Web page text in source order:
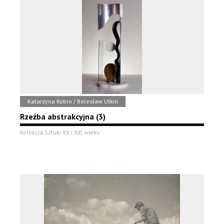
Katarzyna Kobro / Bolesław Utkin
Rzeźba abstrakcyjna (3)
Kolekcja Sztuki XX i XXI wieku